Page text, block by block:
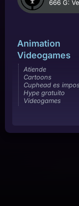
666 G:
Animation
Videogames
Atiende
Cartoons
Cuphead es
Hype gratuito
Videogames